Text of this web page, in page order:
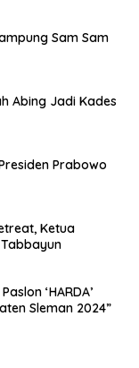
Sam Sam
Abing Jadi Kades
Prabowo
Ketua
‘HARDA’
Sleman 2024”